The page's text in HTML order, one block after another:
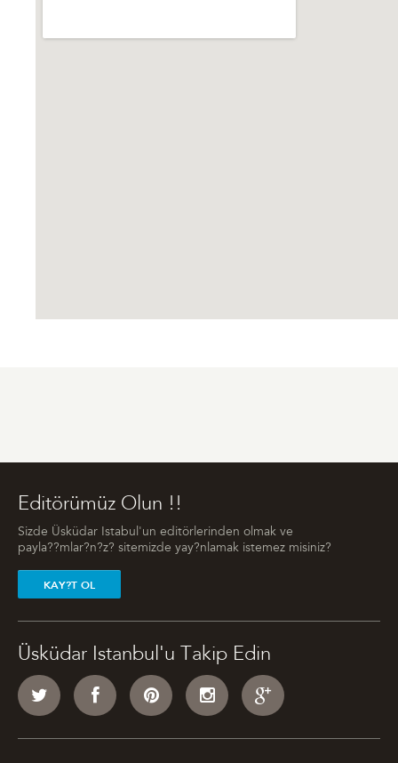
Editörümüz Olun !!
Sizde Üsküdar Istabul'un editörlerinden olmak ve
payla??mlar?n?z? sitemizde yay?nlamak istemez misiniz?
KAY?T OL
Üsküdar Istanbul'u Takip Edin